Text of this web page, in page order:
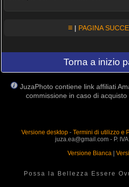
≡ | PAGINA
Torna a inizio
JuzaPhoto contiene link affiliati
commissione in caso di acquisto
Versione desktop- Termini di utilizzo e
juza.ea@gmail.com - P.
Versione Bianca |
Possa la Bellezza Essere